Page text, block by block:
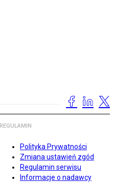
REGULAMIN
Polityka Prywatności
Zmiana ustawień zgód
Regulamin serwisu
Informacje o nadawcy